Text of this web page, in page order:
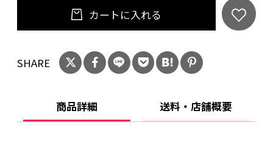
毎日の洗顔やボディケアに、心とお肌が満たさ
れる至福の時間をお楽しみ下さい。
カートに入れる
SHARE
商品詳細 送料・店舗概要